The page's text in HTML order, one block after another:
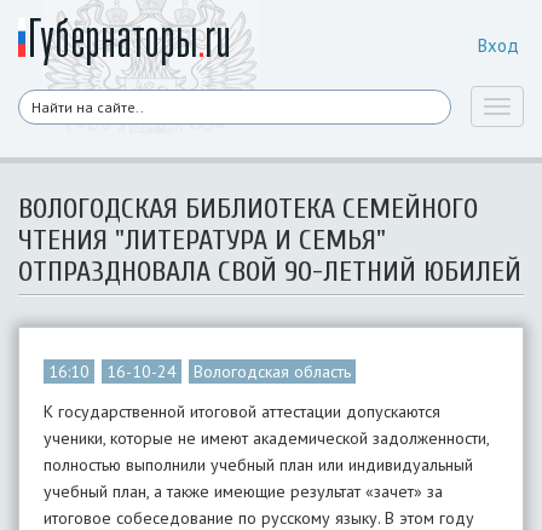
Вход
ВОЛОГОДСКАЯ БИБЛИОТЕКА СЕМЕЙНОГО
ЧТЕНИЯ "ЛИТЕРАТУРА И СЕМЬЯ"
ОТПРАЗДНОВАЛА СВОЙ 90-ЛЕТНИЙ ЮБИЛЕЙ
16:10 16-10-24
Вологодская область
К государственной итоговой аттестации допускаются
ученики, которые не имеют академической задолженности,
полностью выполнили учебный план или индивидуальный
учебный план, а также имеющие результат «зачет» за
итоговое собеседование по русскому языку. В этом году